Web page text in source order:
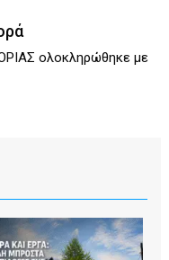
ολοκληρώθηκε με